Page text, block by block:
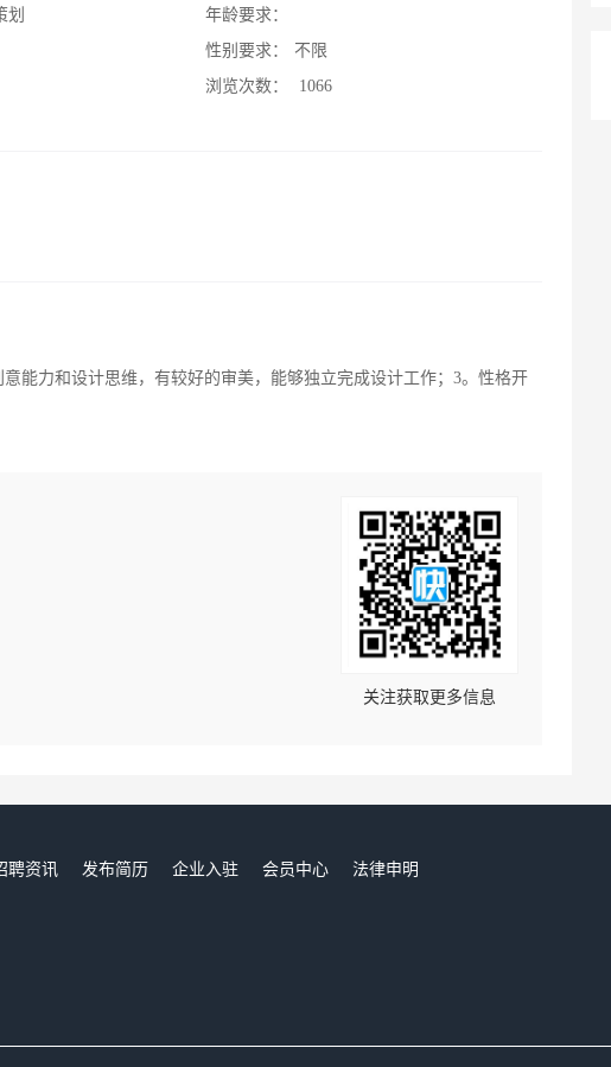
划
年龄要求：
性别要求：
不限
浏览次数：
1066
能力和设计思维，有较好的审美，能够独立完成设计工作；3。性格开
关注获取更多信息
聘资讯 发布简历 企业入驻 会员中心
法律申明